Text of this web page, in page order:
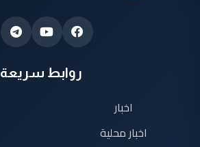
روابط سريعة
اخبار
اخبار محلية